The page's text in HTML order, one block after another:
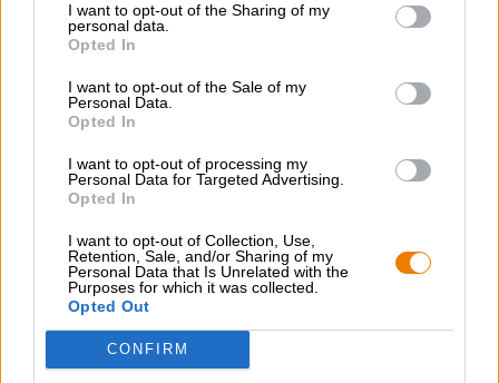
I want to opt-out of the Sharing of my
personal data.
Opted In
I want to opt-out of the Sale of my
Personal Data.
Opted In
I want to opt-out of processing my
Personal Data for Targeted Advertising.
Opted In
I want to opt-out of Collection, Use,
Retention, Sale, and/or Sharing of my
Personal Data that Is Unrelated with the
Purposes for which it was collected.
Opted Out
CONFIRM
Untappd: 4,34